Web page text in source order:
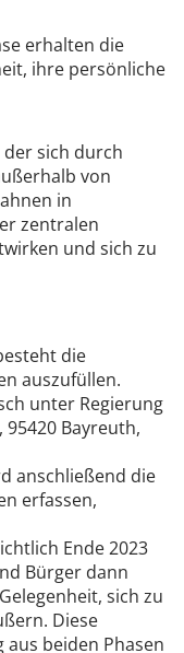
erhalten die
ihre persönliche
der sich durch
von
in
zentralen
und sich zu
die
auszufüllen.
unter Regierung
95420 Bayreuth,
anschließend die
erfassen,
Ende 2023
Bürger dann
sich zu
Diese
beiden Phasen